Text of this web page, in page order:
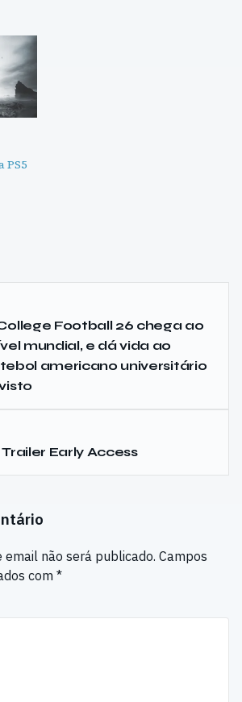
PS5
Football 26 chega ao
mundial, e dá vida ao
americano universitário
Trailer Early Access
email não será publicado. Campos
com *